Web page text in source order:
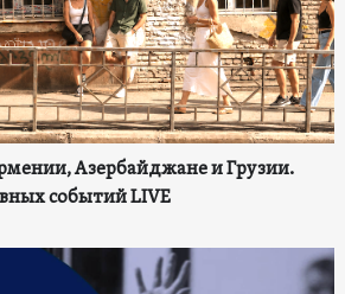
Азербайджане и Грузии.
событий LIVE